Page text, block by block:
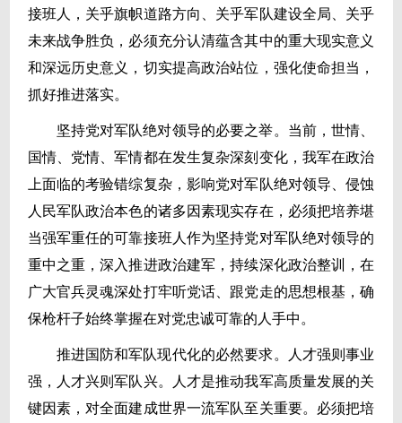
接班人，关乎旗帜道路方向、关乎军队建设全局、关乎
未来战争胜负，必须充分认清蕴含其中的重大现实意义
和深远历史意义，切实提高政治站位，强化使命担当，
抓好推进落实。
坚持党对军队绝对领导的必要之举。当前，世情、
国情、党情、军情都在发生复杂深刻变化，我军在政治
上面临的考验错综复杂，影响党对军队绝对领导、侵蚀
人民军队政治本色的诸多因素现实存在，必须把培养堪
当强军重任的可靠接班人作为坚持党对军队绝对领导的
重中之重，深入推进政治建军，持续深化政治整训，在
广大官兵灵魂深处打牢听党话、跟党走的思想根基，确
保枪杆子始终掌握在对党忠诚可靠的人手中。
推进国防和军队现代化的必然要求。人才强则事业
强，人才兴则军队兴。人才是推动我军高质量发展的关
键因素，对全面建成世界一流军队至关重要。必须把培